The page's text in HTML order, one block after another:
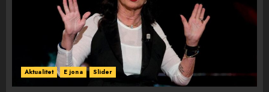
Aktualitet E jona Slider